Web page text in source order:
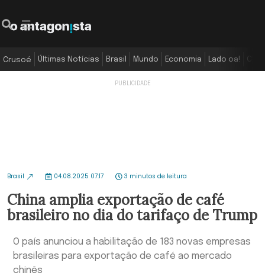
Crusoé Últimas Notícias Brasil Mundo Economia Lado oa!
Brasil 04.08.2025 07:17 3 minutos de leitura
China amplia exportação de café
brasileiro no dia do tarifaço de Trump
O país anunciou a habilitação de 183 novas empresas
brasileiras para exportação de café ao mercado
chinês